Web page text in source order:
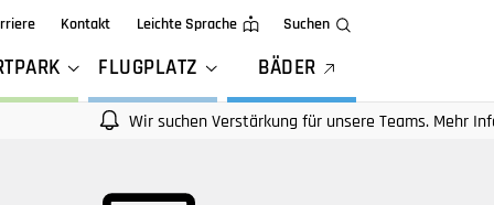
Kontakt Leichte Sprache Suchen
FLUGPLATZ BÄDER
Wir suchen Verstärkung für unsere Teams. Mehr Infos auf